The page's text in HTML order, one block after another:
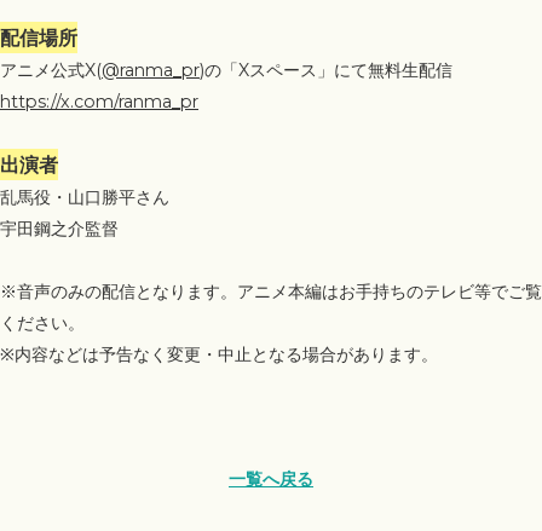
配信場所
アニメ公式X(@ranma_pr)の「Xスペース」にて無料生配信
https://x.com/ranma_pr
出演者
乱馬役・山口勝平さん
宇田鋼之介監督
※音声のみの配信となります。アニメ本編はお手持ちのテレビ等でご覧
ください。
※内容などは予告なく変更・中止となる場合があります。
一覧へ戻る